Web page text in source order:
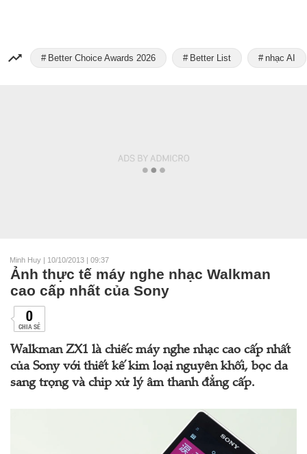
Better Choice Awards 2026 Better List nhạc AI
Minh Huy | 10/10/2013 | 09:37
Ảnh thực tế máy nghe nhạc Walkman
cao cấp nhất của Sony
0
CHIA SẺ
Walkman ZX1 là chiếc máy nghe nhạc cao cấp nhất
của Sony với thiết kế kim loại nguyên khối, bọc da
sang trọng và chip xử lý âm thanh đẳng cấp.